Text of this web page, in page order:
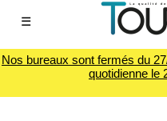
☰
Nos bureaux sont fermés du
quotidienne le